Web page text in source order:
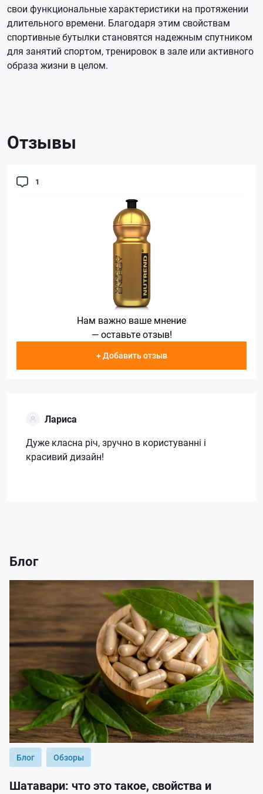
свои функциональные характеристики на протяжении
длительного времени. Благодаря этим свойствам
спортивные бутылки становятся надежным спутником
для занятий спортом, тренировок в зале или активного
образа жизни в целом.
Отзывы
1
Нам важно ваше мнение
— оставьте отзыв!
+ Добавить отзыв
Лариса
Дуже класна річ, зручно в користуванні і
красивий дизайн!
Блог
Блог Обзоры
Шатавари: что это такое, свойства и